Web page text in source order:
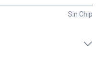
Sin Chip